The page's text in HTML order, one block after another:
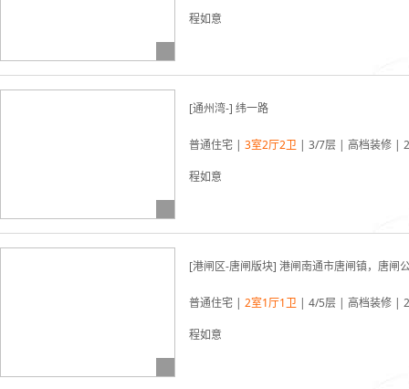
程如意
[通州湾-] 纬一路
普通住宅 | 3室2厅2卫 | 3/7层 | 高档装修 |
程如意
[港闸区-唐闸版块] 港闸南通市唐闸镇，唐闸
普通住宅 | 2室1厅1卫 | 4/5层 | 高档装修 |
程如意